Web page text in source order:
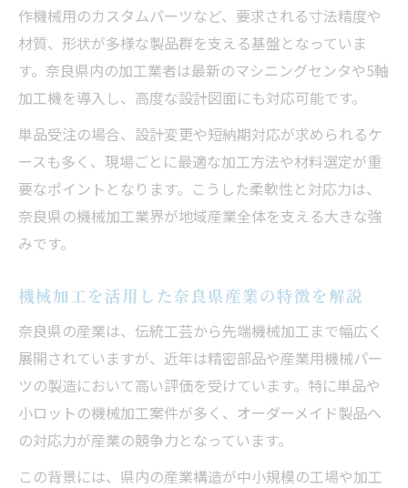
作機械用のカスタムパーツなど、要求される寸法精度や
材質、形状が多様な製品群を支える基盤となっていま
す。奈良県内の加工業者は最新のマシニングセンタや5軸
加工機を導入し、高度な設計図面にも対応可能です。
単品受注の場合、設計変更や短納期対応が求められるケ
ースも多く、現場ごとに最適な加工方法や材料選定が重
要なポイントとなります。こうした柔軟性と対応力は、
奈良県の機械加工業界が地域産業全体を支える大きな強
みです。
機械加工を活用した奈良県産業の特徴を解説
奈良県の産業は、伝統工芸から先端機械加工まで幅広く
展開されていますが、近年は精密部品や産業用機械パー
ツの製造において高い評価を受けています。特に単品や
小ロットの機械加工案件が多く、オーダーメイド製品へ
の対応力が産業の競争力となっています。
この背景には、県内の産業構造が中小規模の工場や加工